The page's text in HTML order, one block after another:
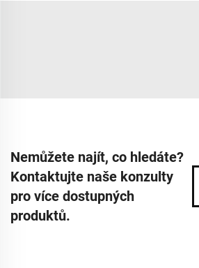
Nemůžete najít, co hledáte?
Kontaktujte naše konzulty
pro více dostupných
produktů.